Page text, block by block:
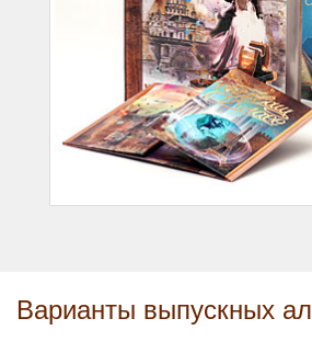
Варианты выпускных